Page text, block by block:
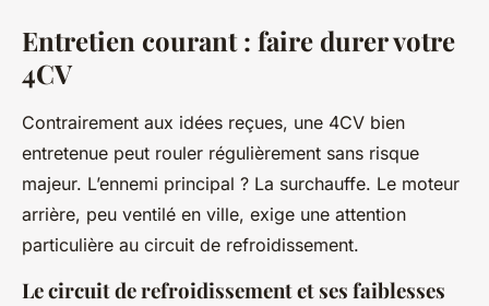
Entretien courant : faire durer votre
4CV
Contrairement aux idées reçues, une 4CV bien
entretenue peut rouler régulièrement sans risque
majeur. L’ennemi principal ? La surchauffe. Le moteur
arrière, peu ventilé en ville, exige une attention
particulière au circuit de refroidissement.
Le circuit de refroidissement et ses faiblesses